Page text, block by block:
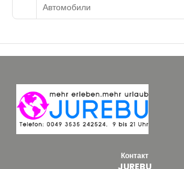
Автомобили
Контакт
JUREBU